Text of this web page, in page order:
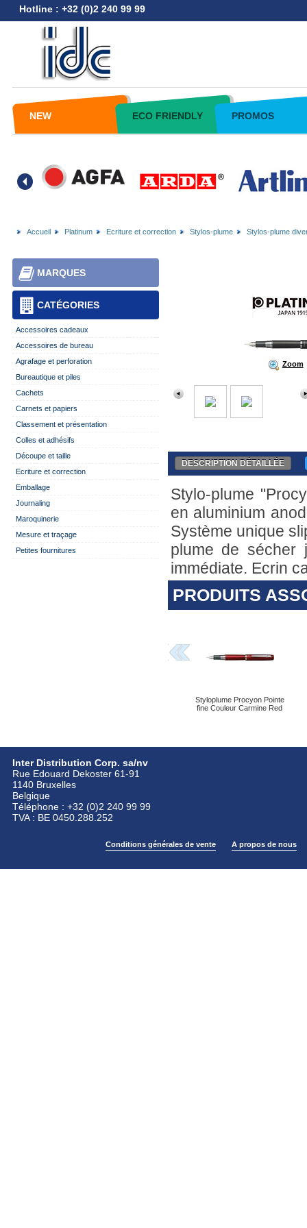
Hotline : +32 (0)2 240 99 99
NEW ECO FRIENDLY PROMOS
Accueil Platinum Ecriture et correction Stylos-plume Stylos-plume
CATÉGORIES
MARQUES
Accessoires cadeaux
Accessoires de bureau
Agrafage et perforation
Bureautique et piles
Cachets
Carnets et papiers
Classement et présentation
Colles et adhésifs
Découpe et taille
Ecriture et correction
Emballage
Journaling
Maroquinerie
Mesure et traçage
Petites fournitures
Zoom
DESCRIPTION DÉTAILLÉE
Stylo-plume
en aluminium
Système unique
plume de sécher
immédiate. Ecrin
PRODUITS
Styloplume Procyon Pointe
fine Couleur Carmine Red
Inter Distribution Corp. sa/nv
Rue Edouard Dekoster 61-91
1140 Bruxelles
Belgique
Téléphone : +32 (0)2 240 99 99
TVA : BE 0450.288.252
Conditions générales de vente A propos de nous